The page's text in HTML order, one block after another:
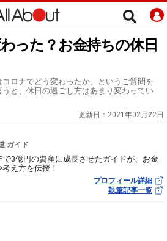
った？お金持ちの休日
ロナでどう変わったか、というご質問を
と、休日の過ごし方はあまり変わってい
更新日： 2021年02月22日
ガイド
で3億円の資産に成長させたガイドが、お金
え方を伝授！
プロフィール詳細
執筆記事一覧